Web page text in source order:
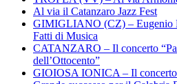
Al via il Catanzaro Jazz Fest
GIMIGLIANO (CZ) – Eugenio
Fatti di Musica
CATANZARO – Il concerto
dell’Ottocento”
GIOIOSA IONICA – Il